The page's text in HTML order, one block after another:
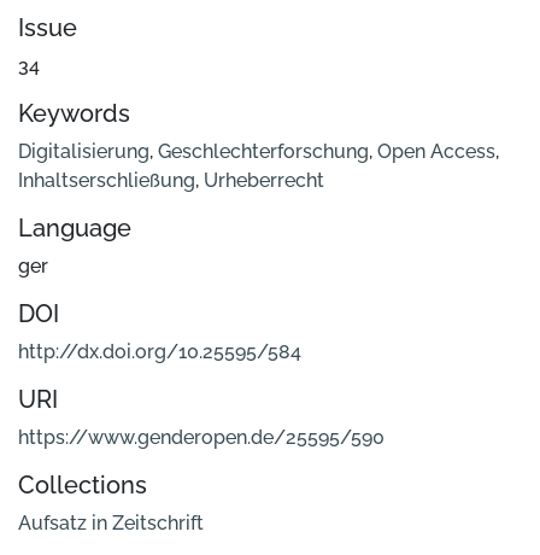
Issue
34
Keywords
Digitalisierung, Geschlechterforschung, Open Access,
Inhaltserschließung, Urheberrecht
Language
ger
DOI
http://dx.doi.org/10.25595/584
URI
https://www.genderopen.de/25595/590
Collections
Aufsatz in Zeitschrift